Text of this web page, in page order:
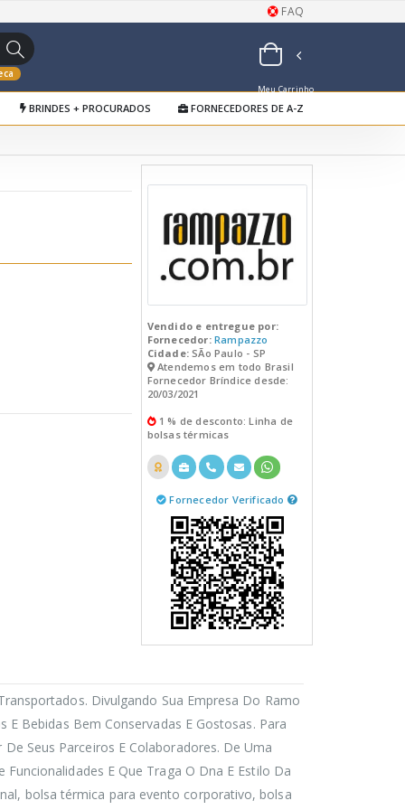
FAQ
Meu Carrinho
de Orçamentos
BRINDES + PROCURADOS FORNECEDORES DE A-Z
Vendido e entregue por:
Fornecedor: Rampazzo
Cidade:SÃo Paulo - SP
Atendemos em todo Brasil
Fornecedor Bríndice desde:
20/03/2021
1 % de desconto: Linha de
bolsas térmicas
Fornecedor Verificado
Divulgando Sua Empresa Do Ramo
Bebidas Bem Conservadas E Gostosas. Para
Seus Parceiros E Colaboradores. De Uma
E Que Traga O Dna E Estilo Da
bolsa térmica para evento corporativo, bolsa